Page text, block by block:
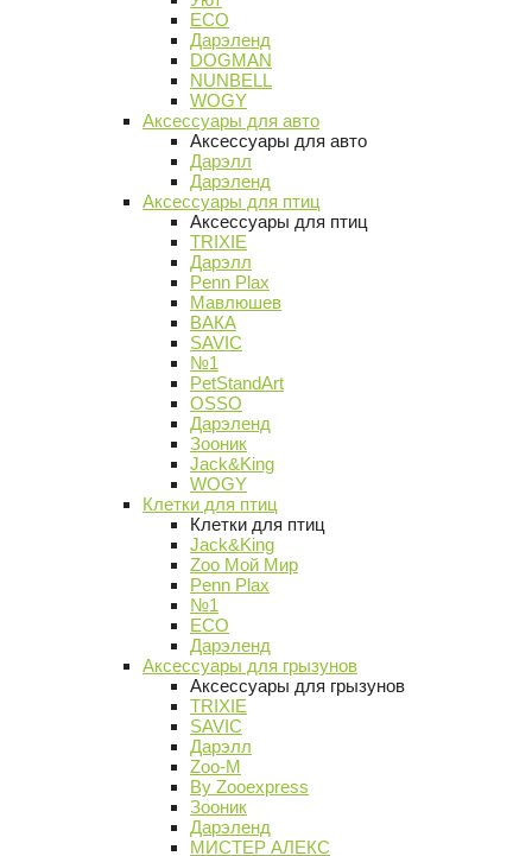
ECO
Дарэленд
DOGMAN
NUNBELL
WOGY
Аксессуары для авто
Аксессуары для авто
Дарэлл
Дарэленд
Аксессуары для птиц
Аксессуары для птиц
TRIXIE
Дарэлл
Penn Plax
Мавлюшев
ВАКА
SAVIC
№1
PetStandArt
OSSO
Дарэленд
Зооник
Jack&King
WOGY
Клетки для птиц
Клетки для птиц
Jack&King
Zoo Мой Мир
Penn Plax
№1
ECO
Дарэленд
Аксессуары для грызунов
Аксессуары для грызунов
TRIXIE
SAVIC
Дарэлл
Zoo-M
By Zooexpress
Зооник
Дарэленд
МИСТЕР АЛЕКС